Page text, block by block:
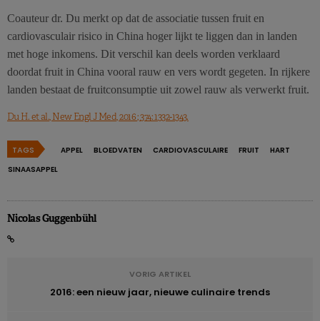
Coauteur dr. Du merkt op dat de associatie tussen fruit en
cardiovasculair risico in China hoger lijkt te liggen dan in landen
met hoge inkomens. Dit verschil kan deels worden verklaard
doordat fruit in China vooral rauw en vers wordt gegeten. In rijkere
landen bestaat de fruitconsumptie uit zowel rauw als verwerkt fruit.
Du H. et al., New Engl J Med, 2016 ; 374: 1332-1343.
TAGS APPEL BLOEDVATEN CARDIOVASCULAIRE FRUIT
HART
SINAASAPPEL
Nicolas Guggenbühl
VORIG ARTIKEL
2016: een nieuw jaar, nieuwe culinaire trends